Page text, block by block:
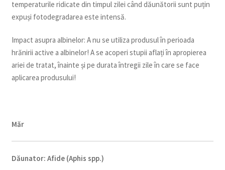
temperaturile ridicate din timpul zilei când dăunătorii sunt puțin
expuși fotodegradarea este intensă.
Impact asupra albinelor: A nu se utiliza produsul în perioada
hrănirii active a albinelor! A se acoperi stupii aflați în apropierea
ariei de tratat, înainte și pe durata întregii zile în care se face
aplicarea produsului!
Măr
Dăunator: Afide (Aphis spp.)